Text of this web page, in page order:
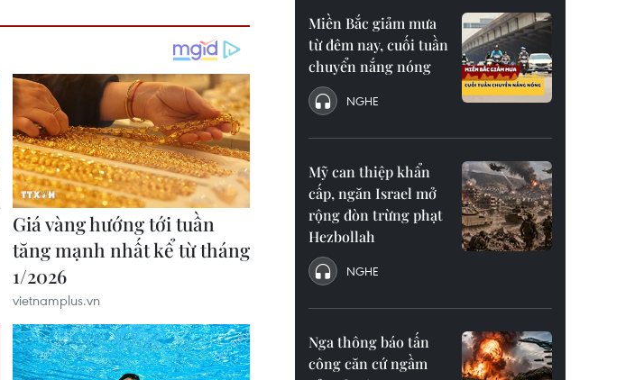
Miền Bắc giảm mưa
từ đêm nay, cuối tuần
chuyển nắng nóng
NGHE
Mỹ can thiệp khẩn
cấp, ngăn Israel mở
rộng đòn trừng phạt
Hezbollah
NGHE
Nga thông báo tấn
công căn cứ ngầm